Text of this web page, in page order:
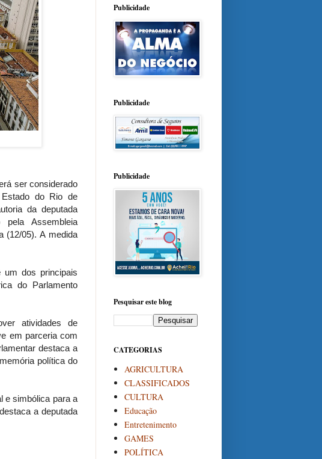
ser considerado
do Rio de
da deputada
Assembleia
(12/05). A medida
um dos principais
do Parlamento
atividades de
em parceria com
destaca a
política do
e simbólica para a
a deputada
Publicidade
Publicidade
Publicidade
Pesquisar este blog
CATEGORIAS
AGRICULTURA
CLASSIFICADOS
CULTURA
Educação
Entretenimento
GAMES
POLÍTICA